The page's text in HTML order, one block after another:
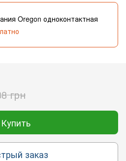
Oregon одноконтактная
грн
Купить
заказ